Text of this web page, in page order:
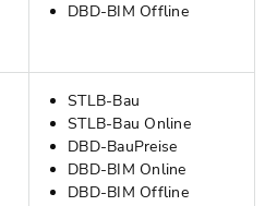
DBD-BIM Offline
STLB-Bau
STLB-Bau Online
DBD-BauPreise
DBD-BIM Online
DBD-BIM Offline